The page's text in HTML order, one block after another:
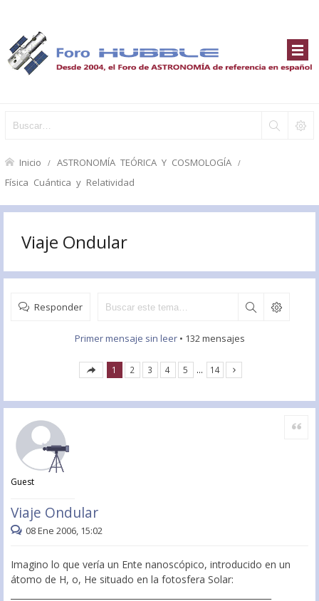
Inicio ASTRONOMÍA TEÓRICA Y COSMOLOGÍA
Física Cuántica y Relatividad
Viaje Ondular
Responder
Primer mensaje sin leer• 132 mensajes
1 2 3 4 5 … 14
Guest
Viaje Ondular
Citar
08 Ene 2006, 15:02
Imagino lo que vería un Ente nanoscópico, introducido en un
átomo de H, o, He situado en la fotosfera Solar: